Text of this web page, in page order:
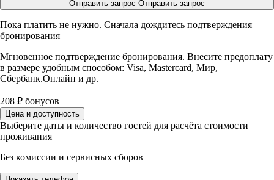
Отправить запрос Отправить запрос
Пока платить не нужно. Сначала дождитесь подтверждения
бронирования
Мгновенное подтверждение бронирования. Внесите предоплату
в размере удобным способом: Visa, Mastercard, Мир,
Сбербанк.Онлайн и др.
208 ₽ бонусов
Цена и доступность
Выберите даты и количество гостей для расчёта стоимости
проживания
Без комиссии и сервисных сборов